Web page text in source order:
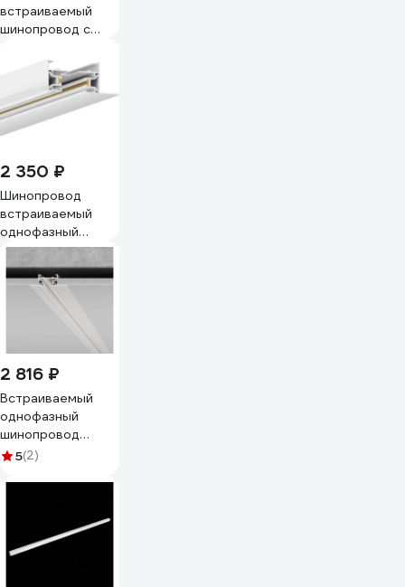
встраиваемый
шинопровод с
заглушкой Crystal
lux CLT 0.121 01
L2000 WH
2 350 ₽
Шинопровод
встраиваемый
однофазный
Hesby Lighting
Skylite HSBL_0037
2 816 ₽
Встраиваемый
однофазный
шинопровод
Elektrostandard
5(2)